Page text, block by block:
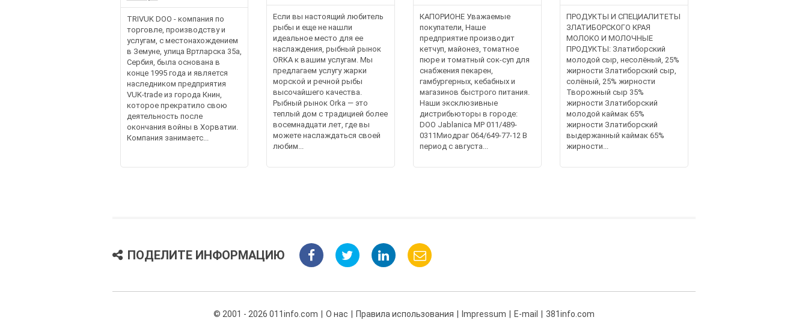
TRIVUK DOO - компания по
торговле, производству и
услугам, с местонахождением
в Земуне, улица Вртларска 35а,
Сербия, была основана в
конце 1995 года и является
наследником предприятия
VUK-trade из города Книн,
которое прекратило свою
деятельность после
окончания войны в Хорватии.
Компания занимаетс...
Если вы настоящий любитель
рыбы и еще не нашли
идеальное место для ее
наслаждения, рыбный рынок
ORKA к вашим услугам. Мы
предлагаем услугу жарки
морской и речной рыбы
высочайшего качества.
Рыбный рынок Orka — это
теплый дом с традицией более
восемнадцати лет, где вы
можете наслаждаться своей
любим...
КАПОРИОНЕ Уважаемые
покупатели, Наше
предприятие производит
кетчуп, майонез, томатное
пюре и томатный сок-суп для
снабжения пекарен,
гамбургерных, кебабных и
магазинов быстрого питания.
Наши эксклюзивные
дистрибьюторы в городе:
DOO Jablanica MP 011/489-
0311Миодраг 064/649-77-12 В
период с августа...
ПРОДУКТЫ И СПЕЦИАЛИТЕТЫ
ЗЛАТИБОРСКОГО КРАЯ
МОЛОКО И МОЛОЧНЫЕ
ПРОДУКТЫ: Златиборский
молодой сыр, несолёный, 25%
жирности Златиборский сыр,
солёный, 25% жирности
Творожный сыр 35%
жирности Златиборский
молодой каймак 65%
жирности Златиборский
выдержанный каймак 65%
жирности...
ПОДЕЛИТЕ ИНФОРМАЦИЮ
© 2001 - 2026 011info.com О нас Правила использования Impressum E-mail 381info.com